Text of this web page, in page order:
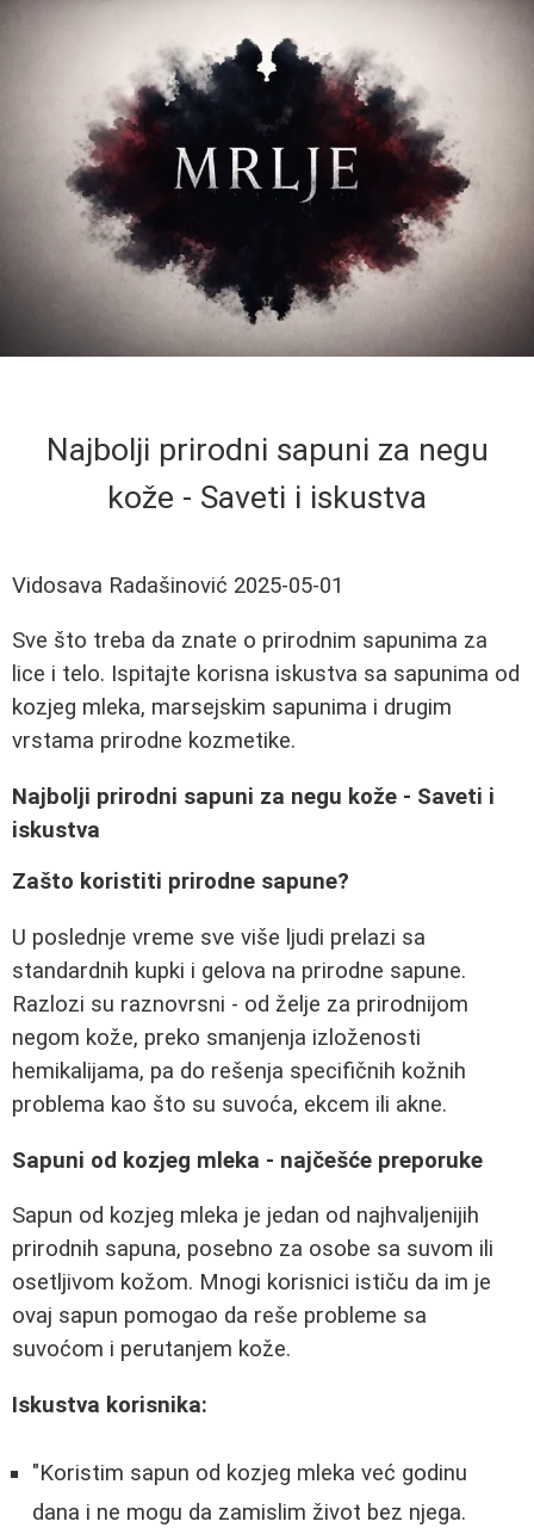
Najbolji prirodni sapuni za negu
kože - Saveti i iskustva
Vidosava Radašinović 2025-05-01
Sve što treba da znate o prirodnim sapunima za
lice i telo. Ispitajte korisna iskustva sa sapunima od
kozjeg mleka, marsejskim sapunima i drugim
vrstama prirodne kozmetike.
Najbolji prirodni sapuni za negu kože - Saveti i
iskustva
Zašto koristiti prirodne sapune?
U poslednje vreme sve više ljudi prelazi sa
standardnih kupki i gelova na prirodne sapune.
Razlozi su raznovrsni - od želje za prirodnijom
negom kože, preko smanjenja izloženosti
hemikalijama, pa do rešenja specifičnih kožnih
problema kao što su suvoća, ekcem ili akne.
Sapuni od kozjeg mleka - najčešće preporuke
Sapun od kozjeg mleka je jedan od najhvaljenijih
prirodnih sapuna, posebno za osobe sa suvom ili
osetljivom kožom. Mnogi korisnici ističu da im je
ovaj sapun pomogao da reše probleme sa
suvoćom i perutanjem kože.
Iskustva korisnika:
"Koristim sapun od kozjeg mleka već godinu
dana i ne mogu da zamislim život bez njega.